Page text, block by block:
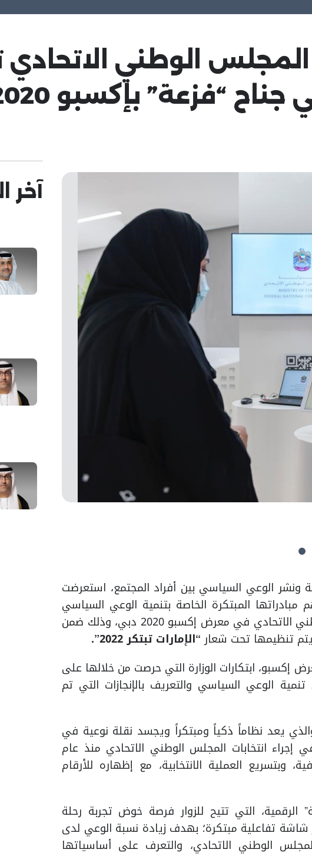
المجلس الوطني
“فزعة” بإكسبو 2020 دبي
ونشر الوعي السياسي بين أفراد المجتمع، استعرضت
المبتكرة الخاصة بتنمية الوعي السياسي
وبالحياة البرلمانية والتعريف بانتخابات المجلس الوطني الاتحادي في معرض إكسبو 2020 دبي، وذلك ضمن
يتم تنظيمها تحت شعار “الإمارات تبتكر 2022”.
ابتكارات الوزارة التي حرصت من خلالها على
الوعي السياسي والتعريف بالإنجازات التي تم
يعد نظاماً ذكياً ومبتكراً ويجسد نقلة نوعية في
إجراء انتخابات المجلس الوطني الاتحادي منذ عام
وبتسريع العملية الانتخابية، مع إظهاره للأرقام
الرقمية، التي تتيح للزوار فرصة خوض تجربة رحلة
على مدى (5) دقائق، عبر شاشة تفاعلية مبتكرة؛ بهدف زيادة نسبة الوعي لدى
الوطني الاتحادي، والتعرف على أساسياتها
آخر